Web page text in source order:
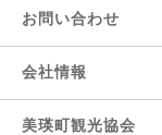
お問い合わせ
会社情報
美瑛町観光協会